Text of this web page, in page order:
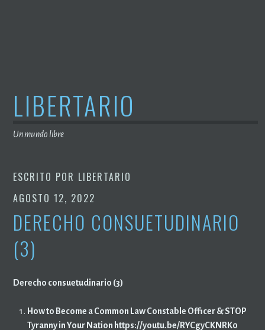
LIBERTARIO
Un mundo libre
ESCRITO POR LIBERTARIO
AGOSTO 12, 2022
DERECHO CONSUETUDINARIO
(3)
Derecho consuetudinario (3)
How to Become a Common Law Constable Officer & STOP
Tyranny in Your Nation https://youtu.be/RYCgyCKNRK0